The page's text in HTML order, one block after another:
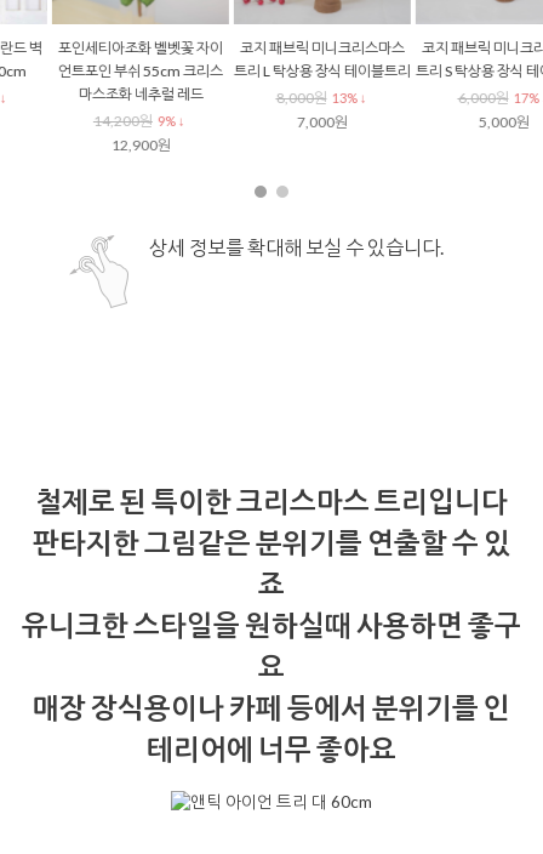
코지 패브릭 미니크리스마스
트리 L 탁상용 장식 테이블트리
8,000원 13% ↓
7,000원
코지 패브릭 미니크리스마스
트리 S 탁상용 장식 테이블트리
6,000원 17% ↓
5,000원
크리스마스 캔들홀더 센터피
스 4구 촛대, LED초 7.5x15(배
터리포함) 4개 세트
10% ↓
상세 정보를 확대해 보실 수 있습니다.
철제로 된 특이한 크리스마스 트리입니다
판타지한 그림같은 분위기를 연출할 수 있
죠
유니크한 스타일을 원하실때 사용하면 좋구
요
매장 장식용이나 카페 등에서 분위기를 인
테리어에 너무 좋아요